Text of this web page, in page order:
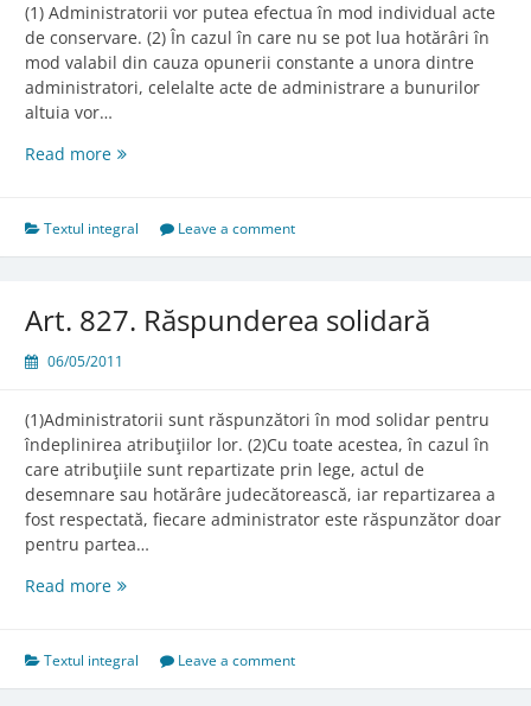
(1) Administratorii vor putea efectua în mod individual acte
de conservare. (2) În cazul în care nu se pot lua hotărâri în
mod valabil din cauza opunerii constante a unora dintre
administratori, celelalte acte de administrare a bunurilor
altuia vor…
Read moreArt.
hotărârilor
în
Textul integral Leave a comment
Art. 827. Răspunderea solidară
06/05/2011
(1)Administratorii sunt răspunzători în mod solidar pentru
îndeplinirea atribuţiilor lor. (2)Cu toate acestea, în cazul în
care atribuţiile sunt repartizate prin lege, actul de
desemnare sau hotărâre judecătorească, iar repartizarea a
fost respectată, fiecare administrator este răspunzător doar
pentru partea…
Read moreArt.
solidară
Textul integral Leave a comment